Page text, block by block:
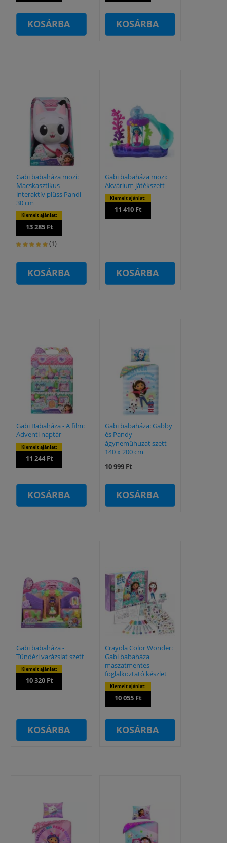
KOSÁRBA KOSÁRBA
Gabi babaháza mozi:
Macskasztikus
interaktív plüss Pandi -
30 cm
Kiemelt ajánlat:
13 285 Ft
(1)
KOSÁRBA
Gabi babaháza mozi:
Akvárium játékszett
Kiemelt ajánlat:
11 410 Ft
KOSÁRBA
Gabi Babaháza - A film:
Adventi naptár
Kiemelt ajánlat:
11 244 Ft
KOSÁRBA
Gabi babaháza: Gabby
és Pandy
ágyneműhuzat szett -
140 x 200 cm
10 999 Ft
KOSÁRBA
Gabi babaháza -
Tündéri varázslat szett
Kiemelt ajánlat:
10 320 Ft
KOSÁRBA
Crayola Color Wonder:
Gabi babaháza
maszatmentes
foglalkoztató készlet
Kiemelt ajánlat:
10 055 Ft
KOSÁRBA